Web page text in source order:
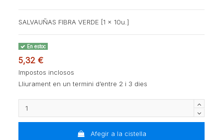
SALVAUÑAS FIBRA VERDE [1 x 10u.]
En estoc
5,32 €
Impostos inclosos
Lliurament en un termini d’entre 2 i 3 dies
Afegir a la cistella